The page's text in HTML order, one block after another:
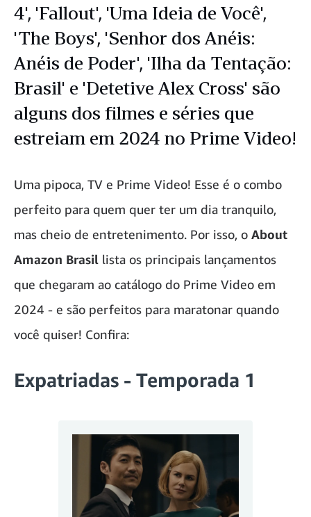
4', 'Fallout', 'Uma Ideia de Você',
'The Boys', 'Senhor dos Anéis:
Anéis de Poder', 'Ilha da Tentação:
Brasil' e 'Detetive Alex Cross' são
alguns dos filmes e séries que
estreiam em 2024 no Prime Video!
Uma pipoca, TV e Prime Video! Esse é o combo
perfeito para quem quer ter um dia tranquilo,
mas cheio de entretenimento. Por isso, o About
Amazon Brasil lista os principais lançamentos
que chegaram ao catálogo do Prime Video em
2024 - e são perfeitos para maratonar quando
você quiser! Confira:
Expatriadas - Temporada 1